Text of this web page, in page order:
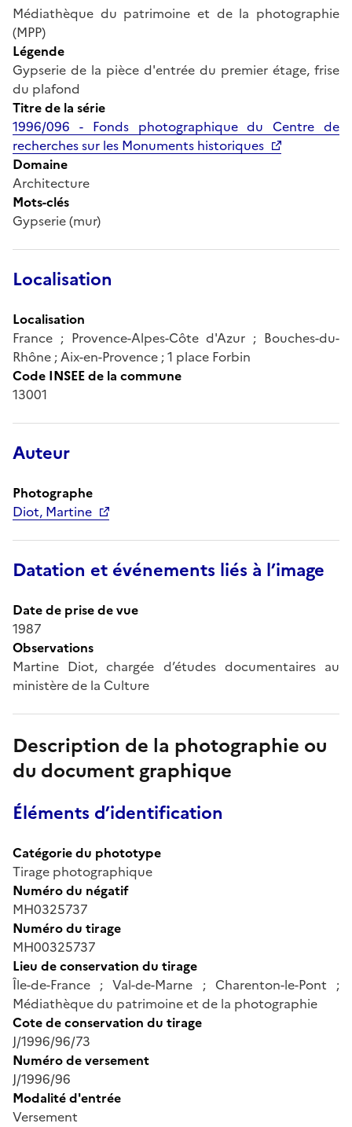
Médiathèque du patrimoine et de la photographie
(MPP)
Légende
Gypserie de la pièce d'entrée du premier étage, frise
du plafond
Titre de la série
1996/096 - Fonds photographique du Centre de
recherches sur les Monuments historiques
Domaine
Architecture
Mots-clés
Gypserie (mur)
Localisation
Localisation
France ; Provence-Alpes-Côte d'Azur ; Bouches-du-
Rhône ; Aix-en-Provence ; 1 place Forbin
Code INSEE de la commune
13001
Auteur
Photographe
Diot, Martine
Datation et événements liés à l’image
Date de prise de vue
1987
Observations
Martine Diot, chargée d’études documentaires au
ministère de la Culture
Description de la photographie ou
du document graphique
Éléments d’identification
Catégorie du phototype
Tirage photographique
Numéro du négatif
MH0325737
Numéro du tirage
MH00325737
Lieu de conservation du tirage
Île-de-France ; Val-de-Marne ; Charenton-le-Pont ;
Médiathèque du patrimoine et de la photographie
Cote de conservation du tirage
J/1996/96/73
Numéro de versement
J/1996/96
Modalité d'entrée
Versement